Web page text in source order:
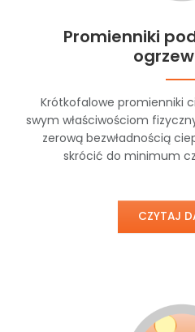
Promienniki
Krótkofalowe promienniki
swym właściwościom
zerową bezwładnością
skrócić do minimum
CZYTAJ